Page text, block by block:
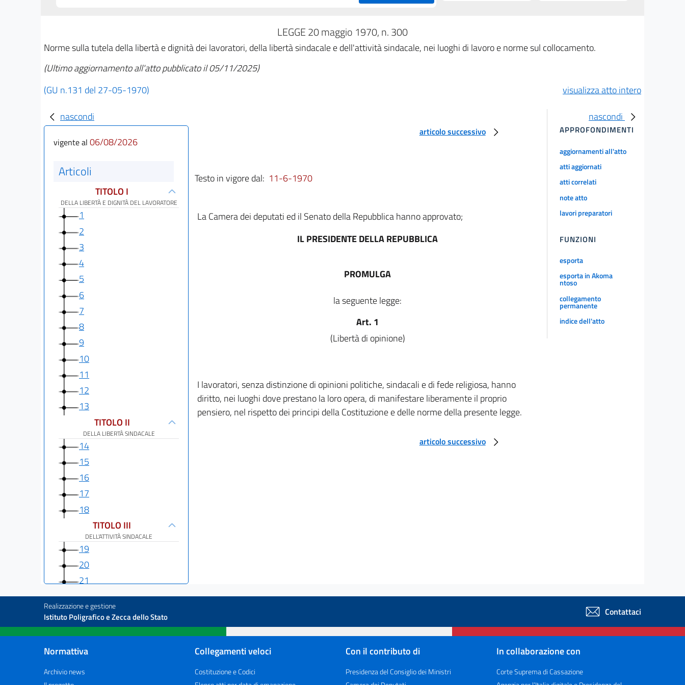
LEGGE 20 maggio 1970, n. 300
Norme sulla tutela della libertà e dignità dei lavoratori, della libertà sindacale e dell'attività sindacale, nei luoghi di lavoro e norme sul collocamento.
(Ultimo aggiornamento all'atto pubblicato il 05/11/2025)
(GU n.131 del 27-05-1970)
visualizza atto intero
nascondi
vigente al 06/08/2026
Articoli
TITOLO I
DELLA LIBERTÀ E DIGNITÀ DEL LAVORATORE
1
2
3
4
5
6
7
8
9
10
11
12
13
TITOLO II
DELLA LIBERTÀ SINDACALE
14
15
16
17
18
TITOLO III
DELL'ATTIVITÀ SINDACALE
19
20
21
22
23
24
27
articolo successivo
Testo in vigore dal: 11-6-1970
La Camera dei deputati ed il Senato della Repubblica hanno approvato;
IL PRESIDENTE DELLA REPUBBLICA
PROMULGA
la seguente legge:
Art. 1
(Libertà di opinione)
I lavoratori, senza distinzione di opinioni politiche, sindacali e di fede religiosa, hanno
diritto, nei luoghi dove prestano la loro opera, di manifestare liberamente il proprio
pensiero, nel rispetto dei principi della Costituzione e delle norme della presente legge.
articolo successivo
nascondi
APPROFONDIMENTI
aggiornamenti all'atto
atti aggiornati
atti correlati
note atto
lavori preparatori
FUNZIONI
esporta
esporta in Akoma
ntoso
collegamento
permanente
indice dell'atto
Realizzazione e gestione
Istituto Poligrafico e Zecca dello Stato Contattaci
Normattiva
Archivio news
Collegamenti veloci
Costituzione e Codici
Con il contributo di
Presidenza del Consiglio dei Ministri
In collaborazione con
Corte Suprema di Cassazione